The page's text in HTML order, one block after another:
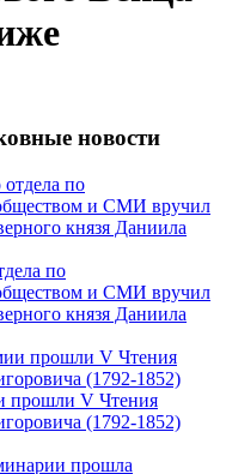
новости
по
и СМИ вручил
князя Даниила
прошли V Чтения
(1792-1852)